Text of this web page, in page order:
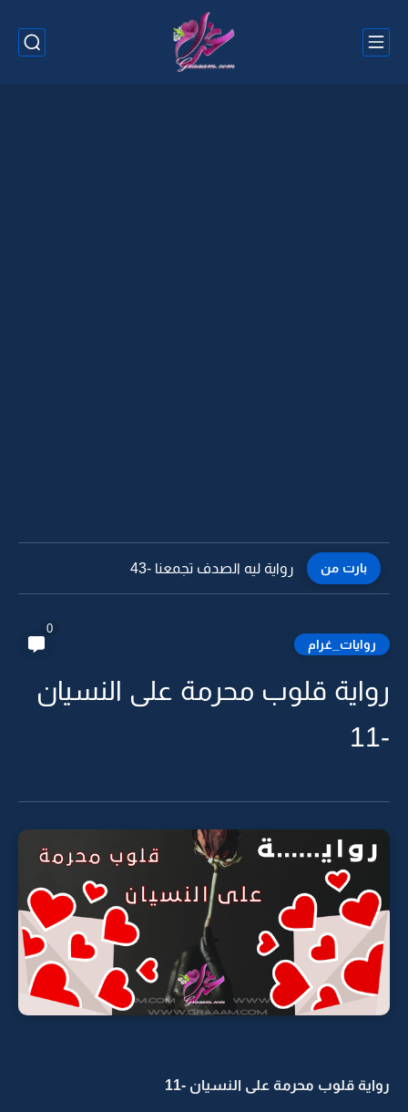
بارت من رواية ليه الصدف تجمعنا -42
روايات_غرام
0
رواية قلوب محرمة على النسيان
-11
رواية قلوب محرمة على النسيان -11